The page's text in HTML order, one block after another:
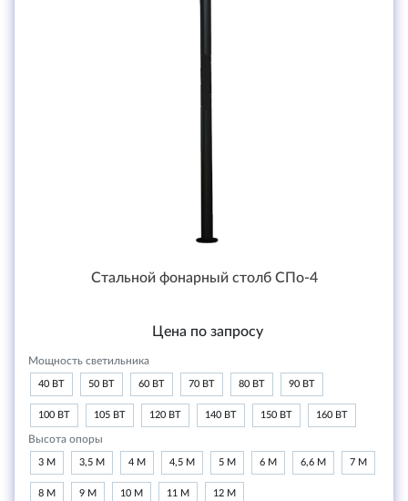
Стальной фонарный столб СПо-4
Цена по запросу
Мощность светильника
40 ВТ 50 ВТ 60 ВТ 70 ВТ 80 ВТ 90 ВТ
100 ВТ 105 ВТ 120 ВТ 140 ВТ 150 ВТ 160 ВТ
Высота опоры
3 М 3,5 М 4 М 4,5 М 5 М 6 М 6,6 М 7 М
8 М 9 М 10 М 11 М 12 М